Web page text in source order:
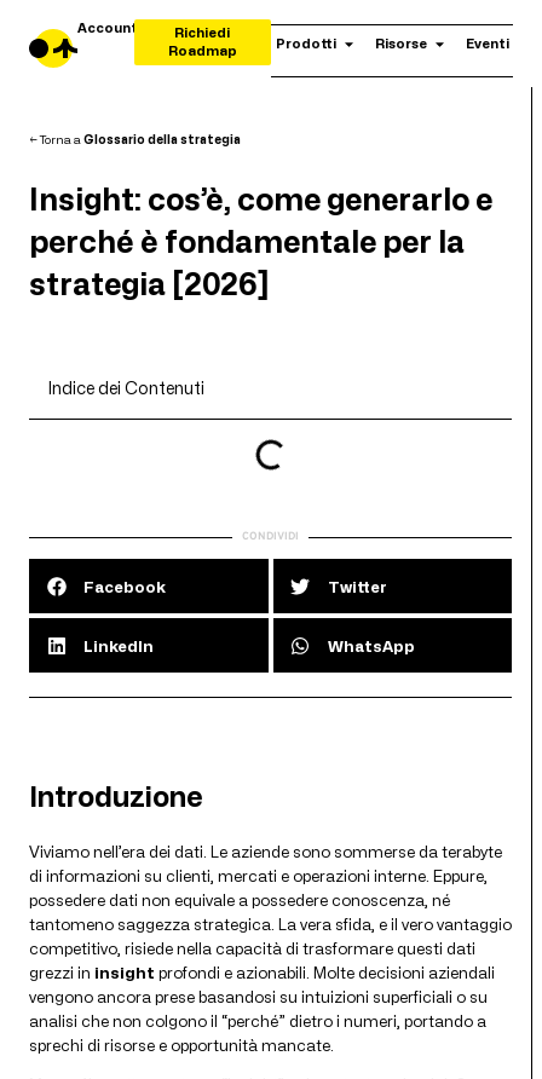
Prodotti Risorse Eventi
Account
Richiedi
Roadmap
← Torna a Glossario della strategia
Insight: cos’è, come generarlo e
perché è fondamentale per la
strategia [2026]
Indice dei Contenuti
CONDIVIDI
Facebook Twitter
LinkedIn WhatsApp
Introduzione
Viviamo nell’era dei dati. Le aziende sono sommerse da terabyte
di informazioni su clienti, mercati e operazioni interne. Eppure,
possedere dati non equivale a possedere conoscenza, né
tantomeno saggezza strategica. La vera sfida, e il vero vantaggio
competitivo, risiede nella capacità di trasformare questi dati
grezzi in insight profondi e azionabili. Molte decisioni aziendali
vengono ancora prese basandosi su intuizioni superficiali o su
analisi che non colgono il “perché” dietro i numeri, portando a
sprechi di risorse e opportunità mancate.